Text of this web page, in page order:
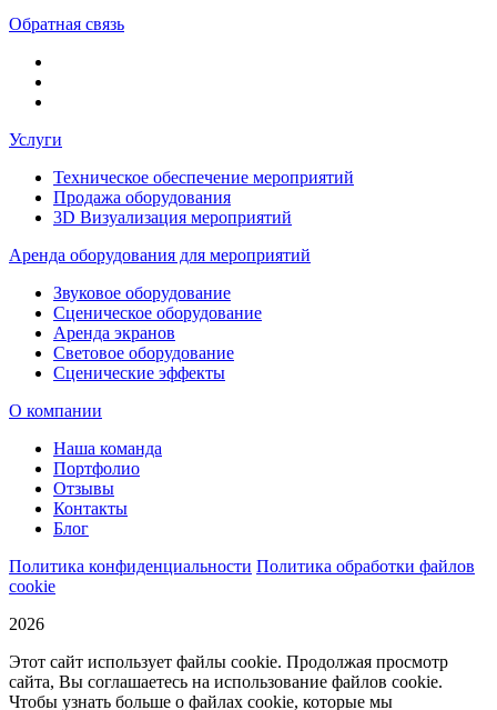
Обратная связь
Услуги
Техническое обеспечение мероприятий
Продажа оборудования
3D Визуализация мероприятий
Аренда оборудования для мероприятий
Звуковое оборудование
Сценическое оборудование
Аренда экранов
Световое оборудование
Сценические эффекты
О компании
Наша команда
Портфолио
Отзывы
Контакты
Блог
Политика конфиденциальности Политика обработки файлов
cookie
2026
Этот сайт использует файлы cookie. Продолжая просмотр
сайта, Вы соглашаетесь на использование файлов cookie.
Чтобы узнать больше о файлах cookie, которые мы